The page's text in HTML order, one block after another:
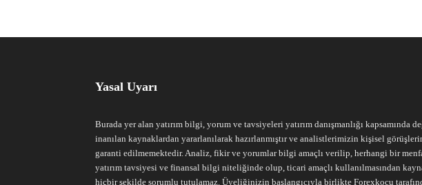
Yasal Uyarı
Burada yer alan yatırım bilgi, yorum ve tavsiyeleri yatırım danışmanlığı
inanılan kaynaklardan yararlanılarak hazırlanmıştır ve analistlerimizin kişisel
garanti edilmemektedir. Analiz, fikir ve yorumlar bilgi amaçlı verilip, herhangi bir
yatırım tavsiyesi ve finansal bilgi niteliğinde olup, ticari amaçlı kullanılmasından
hiçbir şekilde sorumlu tutulamaz. Üyeliğinizin başlangıcıyla birlikte Forexkocu